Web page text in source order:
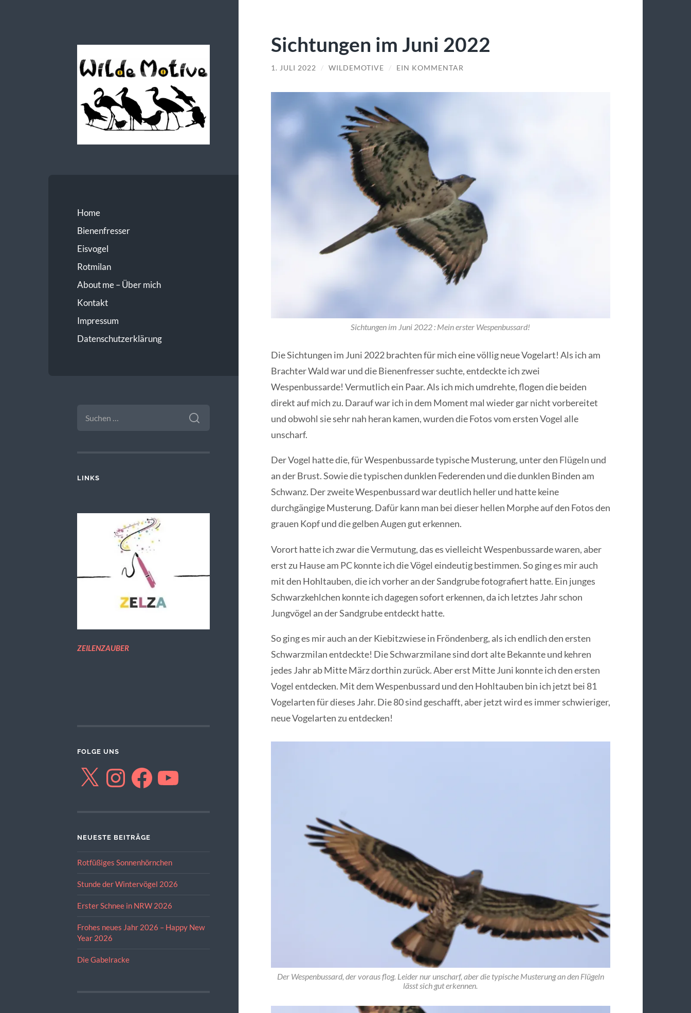
Home
Bienenfresser
Eisvogel
Rotmilan
About me – Über mich
Kontakt
Impressum
Datenschutzerklärung
NACH:
LINKS
ZEILENZAUBER
FOLGE UNS
X InstagramFacebookYouTube
NEUESTE BEITRÄGE
Rotfüßiges Sonnenhörnchen
Stunde der Wintervögel 2026
Erster Schnee in NRW 2026
Frohes neues Jahr 2026 – Happy New
Year 2026
Die Gabelracke
Sichtungen im Juni 2022
1. JULI 2022 / WILDEMOTIVE / EIN KOMMENTAR
Sichtungen im Juni 2022 : Mein erster Wespenbussard!
Die Sichtungen im Juni 2022 brachten für mich eine völlig neue Vogelart! Als ich am
Brachter Wald war und die Bienenfresser suchte, entdeckte ich zwei
Wespenbussarde! Vermutlich ein Paar. Als ich mich umdrehte, flogen die beiden
direkt auf mich zu. Darauf war ich in dem Moment mal wieder gar nicht vorbereitet
und obwohl sie sehr nah heran kamen, wurden die Fotos vom ersten Vogel alle
unscharf.
Der Vogel hatte die, für Wespenbussarde typische Musterung, unter den Flügeln und
an der Brust. Sowie die typischen dunklen Federenden und die dunklen Binden am
Schwanz. Der zweite Wespenbussard war deutlich heller und hatte keine
durchgängige Musterung. Dafür kann man bei dieser hellen Morphe auf den Fotos den
grauen Kopf und die gelben Augen gut erkennen.
Vorort hatte ich zwar die Vermutung, das es vielleicht Wespenbussarde waren, aber
erst zu Hause am PC konnte ich die Vögel eindeutig bestimmen. So ging es mir auch
mit den Hohltauben, die ich vorher an der Sandgrube fotografiert hatte. Ein junges
Schwarzkehlchen konnte ich dagegen sofort erkennen, da ich letztes Jahr schon
Jungvögel an der Sandgrube entdeckt hatte.
So ging es mir auch an der Kiebitzwiese in Fröndenberg, als ich endlich den ersten
Schwarzmilan entdeckte! Die Schwarzmilane sind dort alte Bekannte und kehren
jedes Jahr ab Mitte März dorthin zurück. Aber erst Mitte Juni konnte ich den ersten
Vogel entdecken. Mit dem Wespenbussard und den Hohltauben bin ich jetzt bei 81
Vogelarten für dieses Jahr. Die 80 sind geschafft, aber jetzt wird es immer schwieriger,
neue Vogelarten zu entdecken!
Der Wespenbussard, der voraus flog. Leider nur unscharf, aber die typische Musterung an den Flügeln
lässt sich gut erkennen.